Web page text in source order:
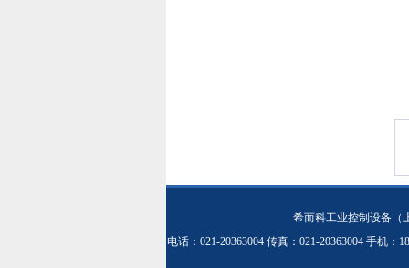
希而科工业控制设备（
电话：021-20363004 传真：021-20363004 手机：